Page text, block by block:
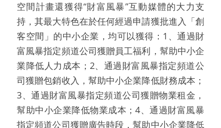
空間計畫還獲得“財富風暴”互動媒體的大力支
持，其最大特色在於任何經過申請獲批進入「創
客空間」的中小企業，均可以獲得：1、通過財
富風暴指定頻道公司獲贈員工福利，幫助中小企
業降低人力成本；2、通過財富風暴指定頻道公
司獲贈包銷收入，幫助中小企業降低財務成本；
3、通過財富風暴指定頻道公司獲贈物業租金，
幫助中小企業降低物業成本；4、通過財富風暴
指定頻道公司獲贈廣告時段，幫助中小企業降低